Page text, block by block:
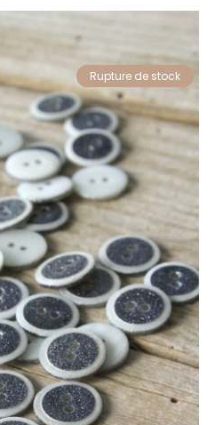
Rupture de stock